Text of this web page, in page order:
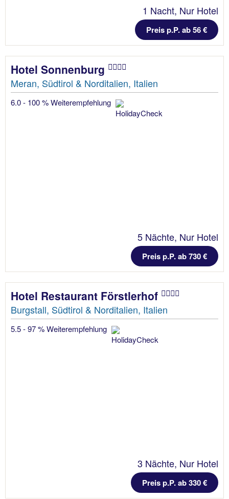
1 Nacht, Nur Hotel
Preis p.P. ab 56 €
Hotel Sonnenburg
Meran, Südtirol & Norditalien, Italien
6.0 - 100 % Weiterempfehlung
5 Nächte, Nur Hotel
Preis p.P. ab 730 €
Hotel Restaurant Förstlerhof
Burgstall, Südtirol & Norditalien, Italien
5.5 - 97 % Weiterempfehlung
3 Nächte, Nur Hotel
Preis p.P. ab 330 €